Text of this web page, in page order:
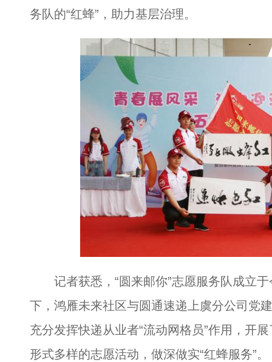
务队的“红蜂”，助力基层治理。
记者获悉，“圆来邮你”志愿服务队成立于
下，鸿雁未来社区与圆通速递上虞分公司党
充分发挥快递从业者“流动网格员”作用，开
形式多样的志愿活动，做深做实“红蜂服务”。